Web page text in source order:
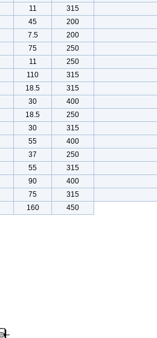
11
315
45
200
7.5
200
75
250
11
250
110
315
18.5
315
30
400
18.5
250
30
315
55
400
37
250
55
315
90
400
75
315
160 450